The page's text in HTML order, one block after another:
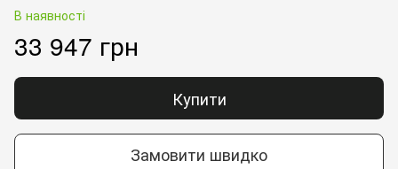
В наявності
33 947 грн
Купити
Замовити швидко